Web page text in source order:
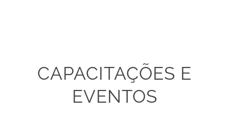
CAPACITAÇÕES E
EVENTOS